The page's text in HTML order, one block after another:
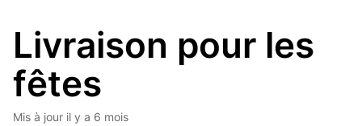
Livraison pour les
fêtes
Mis à jour il y a 6 mois